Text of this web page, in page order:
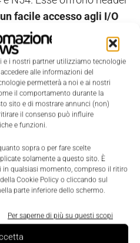
e i nostri partner utilizziamo tecnologie
alle informazioni del
permetterà a noi e ai nostri
il comportamento durante la
sito e di mostrare annunci (non)
il consenso può influire
e funzioni.
sopra o per fare scelte
solamente a questo sito. È
qualsiasi momento, compreso il ritiro
Cookie Policy o cliccando sul
parte inferiore dello schermo.
Per saperne di più su questi scopi
un facile accesso agli I/O
open-standard integrate,
un debugger MCU-Link
Troverai un esempio di
quale prima un pin
(PWM) vengono
accedere/spegnere un
i valori rilevati da un
PERCORSO FORMATIVO
DI GRETA GALLI